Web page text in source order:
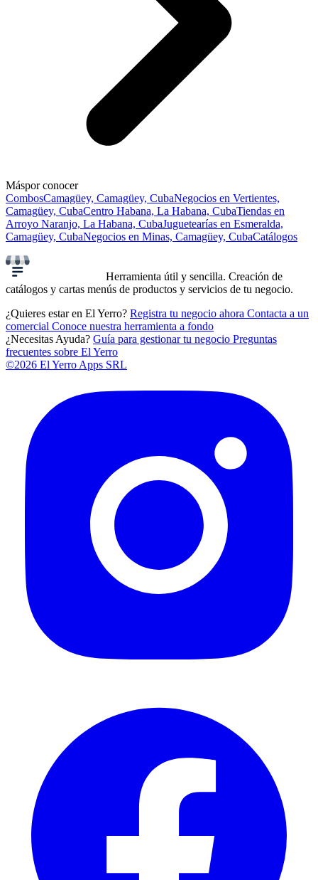
Máspor conocer
CombosCamagüey, Camagüey, CubaNegocios en Vertientes,
Camagüey, CubaCentro Habana, La Habana, CubaTiendas en
Arroyo Naranjo, La Habana, CubaJuguetearías en Esmeralda,
Camagüey, CubaNegocios en Minas, Camagüey, CubaCatálogos
Herramienta útil y sencilla. Creación de
catálogos y cartas menús de productos y servicios de tu negocio.
¿Quieres estar en El Yerro? Registra tu negocio ahora Contacta a un
comercial Conoce nuestra herramienta a fondo
¿Necesitas Ayuda? Guía para gestionar tu negocio Preguntas
frecuentes sobre El Yerro
©2026 El Yerro Apps SRL